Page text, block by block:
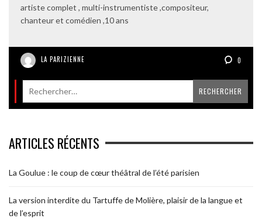
artiste complet , multi-instrumentiste ,compositeur,
chanteur et comédien ,10 ans
LA PARIZIENNE 0
ARTICLES RÉCENTS
La Goulue : le coup de cœur théâtral de l’été parisien
La version interdite du Tartuffe de Molière, plaisir de la langue et
de l’esprit